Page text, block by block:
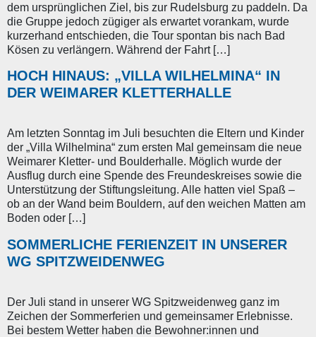
dem ursprünglichen Ziel, bis zur Rudelsburg zu paddeln. Da
die Gruppe jedoch zügiger als erwartet vorankam, wurde
kurzerhand entschieden, die Tour spontan bis nach Bad
Kösen zu verlängern. Während der Fahrt […]
HOCH HINAUS: „VILLA WILHELMINA“ IN
DER WEIMARER KLETTERHALLE
Am letzten Sonntag im Juli besuchten die Eltern und Kinder
der „Villa Wilhelmina“ zum ersten Mal gemeinsam die neue
Weimarer Kletter- und Boulderhalle. Möglich wurde der
Ausflug durch eine Spende des Freundeskreises sowie die
Unterstützung der Stiftungsleitung. Alle hatten viel Spaß –
ob an der Wand beim Bouldern, auf den weichen Matten am
Boden oder […]
SOMMERLICHE FERIENZEIT IN UNSERER
WG SPITZWEIDENWEG
Der Juli stand in unserer WG Spitzweidenweg ganz im
Zeichen der Sommerferien und gemeinsamer Erlebnisse.
Bei bestem Wetter haben die Bewohner:innen und